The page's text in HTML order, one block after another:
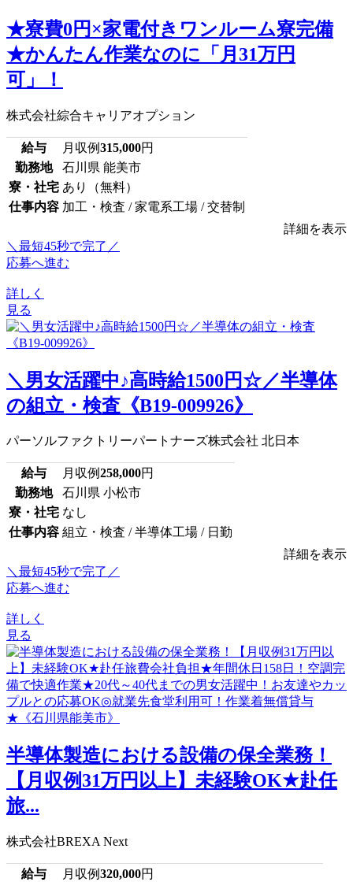
★寮費0円×家電付きワンルーム寮完備
★かんたん作業なのに「月31万円
可」！
株式会社綜合キャリアオプション
給与 月収例315,000円
勤務地
石川県 能美市
寮・社宅 あり（無料）
仕事内容 加工・検査 / 家電系工場 / 交替制
詳細を表示
＼最短45秒で完了／
応募へ進む
詳しく
見る
＼男女活躍中♪高時給1500円☆／半導体
の組立・検査《B19-009926》
パーソルファクトリーパートナーズ株式会社 北日本
給与 月収例258,000円
勤務地
石川県 小松市
寮・社宅 なし
仕事内容 組立・検査 / 半導体工場 / 日勤
詳細を表示
＼最短45秒で完了／
応募へ進む
詳しく
見る
半導体製造における設備の保全業務！
【月収例31万円以上】未経験OK★赴任
旅...
株式会社BREXA Next
給与 月収例320,000円